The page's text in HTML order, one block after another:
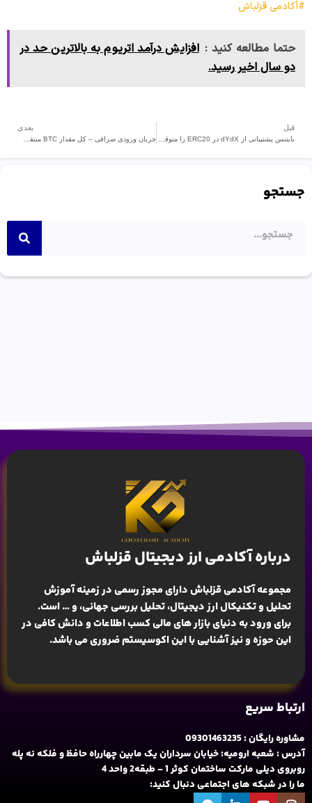
#آکادمی قزلباش
حتما مطالعه کنید : افزایش درآمد اتریوم به بالاترین حد در
دو سال اخیر رسید.
قبل بعدی
جستجو
درباره آکادمی ارز دیجیتال قزلباش
مجموعه آکادمی قزلباش دارای مجوز رسمی در زمینهآموزش
تحلیل و تکنیکال ارز دیجیتال، تحلیل بررسی جهانی، و … است.
برای ورود به دنیای بازار های مالی کسب اطلاعات و دانش کافی در
این حوزه و نیز آشنایی با این اکوسیستم ضروری می باشد.
ارتباط سریع
مشاوره رایگان : 09301463235
آدرس : شعبه ارومیه: خیابان سرداران یک مابین چهارراه حافظ و فلکه نه پله
روبروی دیلی مارکت ساختمان کوثر 1 - طبقه2 واحد 4
ما را در شبکه های اجتماعی دنبال کنید: